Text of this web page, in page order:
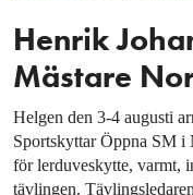
Henrik
Mästare
Helgen den 3-4 augusti
Sportskyttar Öppna SM i
för lerduveskytte, varmt,
tävlingen.